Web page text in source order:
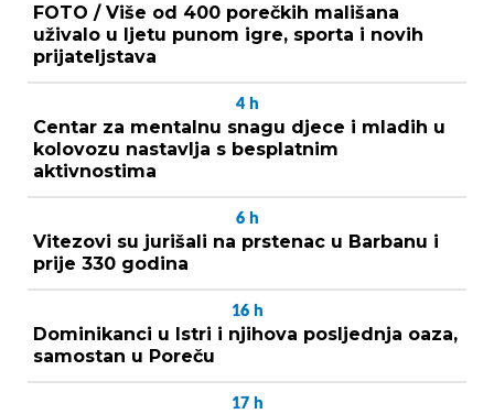
FOTO / Više od 400 porečkih mališana
uživalo u ljetu punom igre, sporta i novih
prijateljstava
4 h
Centar za mentalnu snagu djece i mladih u
kolovozu nastavlja s besplatnim
aktivnostima
6 h
Vitezovi su jurišali na prstenac u Barbanu i
prije 330 godina
16 h
Dominikanci u Istri i njihova posljednja oaza,
samostan u Poreču
17 h